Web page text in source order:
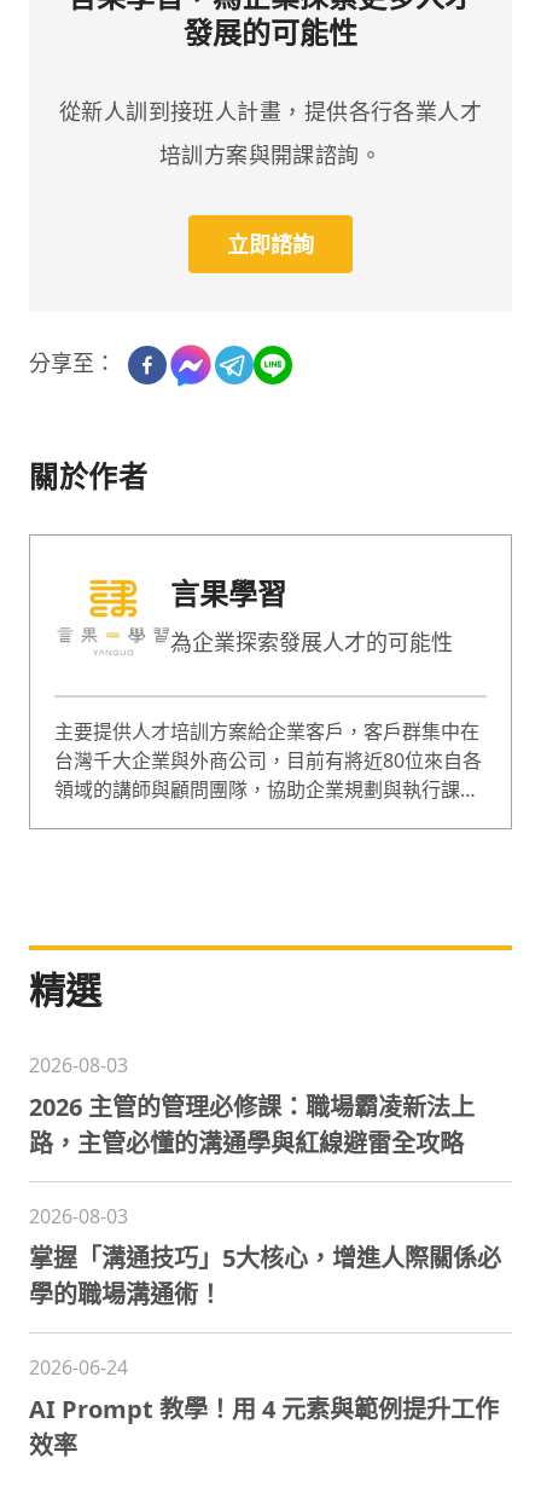
發展的可能性
從新人訓到接班人計畫，提供各行各業人才
培訓方案與開課諮詢。
立即諮詢
分享至：
關於作者
言果學習
為企業探索發展人才的可能性
主要提供人才培訓方案給企業客戶，客戶群集中在
台灣千大企業與外商公司，目前有將近80位來自各
領域的講師與顧問團隊，協助企業規劃與執行課
精選
2026-08-03
2026 主管的管理必修課：職場霸凌新法上
路，主管必懂的溝通學與紅線避雷全攻略
2026-08-03
掌握「溝通技巧」5大核心，增進人際關係必
學的職場溝通術！
2026-06-24
AI Prompt 教學！用 4 元素與範例提升工作
效率